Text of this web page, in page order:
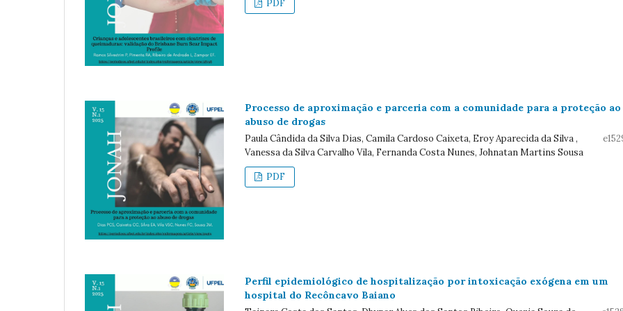
PDF
Processo de aproximação e parceria com a comunidade para a proteção ao
abuso de drogas
Paula Cândida da Silva Dias, Camila Cardoso Caixeta, Eroy Aparecida da Silva ,
Vanessa da Silva Carvalho Vila, Fernanda Costa Nunes, Johnatan Martins Sousa
PDF
Perfil epidemiológico de hospitalização por intoxicação exógena em um
hospital do Recôncavo Baiano